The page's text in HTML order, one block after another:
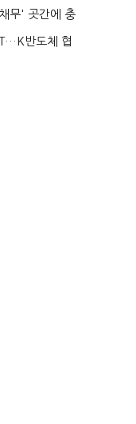
무' 곳간에 충
반도체 협